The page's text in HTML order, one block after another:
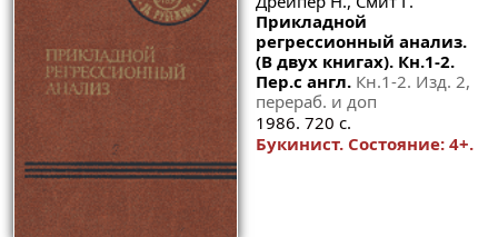
Прикладной
регрессионный анализ.
(В двух книгах). Кн.1-2.
Пер.с англ. Кн.1-2. Изд. 2,
перераб. и доп
1986. 720 с.
Букинист. Состояние: 4+.